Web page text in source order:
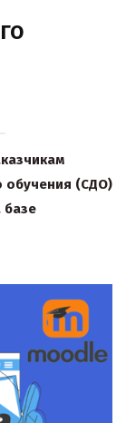
обучения (СДО)
базе